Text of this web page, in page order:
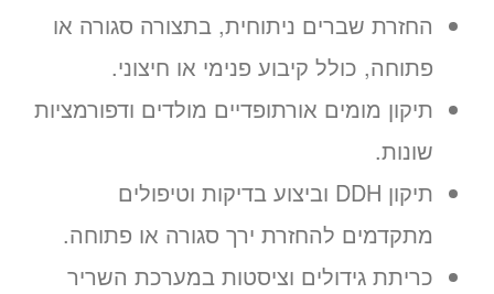
החזרת שברים ניתוחית, בתצורה סגורה או
פתוחה, כולל קיבוע פנימי או חיצוני.
תיקון מומים אורתופדיים מולדים ודפורמציות
שונות.
תיקון DDH וביצוע בדיקות וטיפולים
מתקדמים להחזרת ירך סגורה או פתוחה.
כריתת גידולים וציסטות במערכת השריר